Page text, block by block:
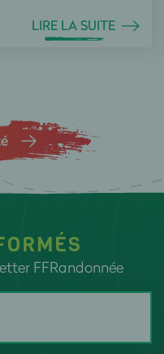
LIRE LA SUITE
FFRandonnée